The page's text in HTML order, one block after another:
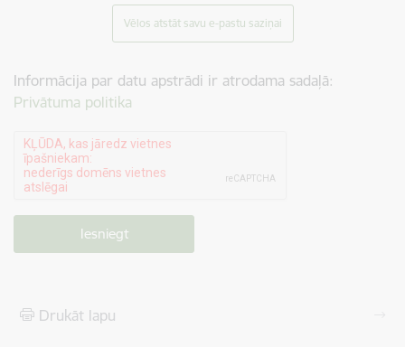
Vēlos atstāt savu e-pastu saziņai
Informācija par datu apstrādi ir atrodama sadaļā:
Privātuma politika
Drukāt lapu